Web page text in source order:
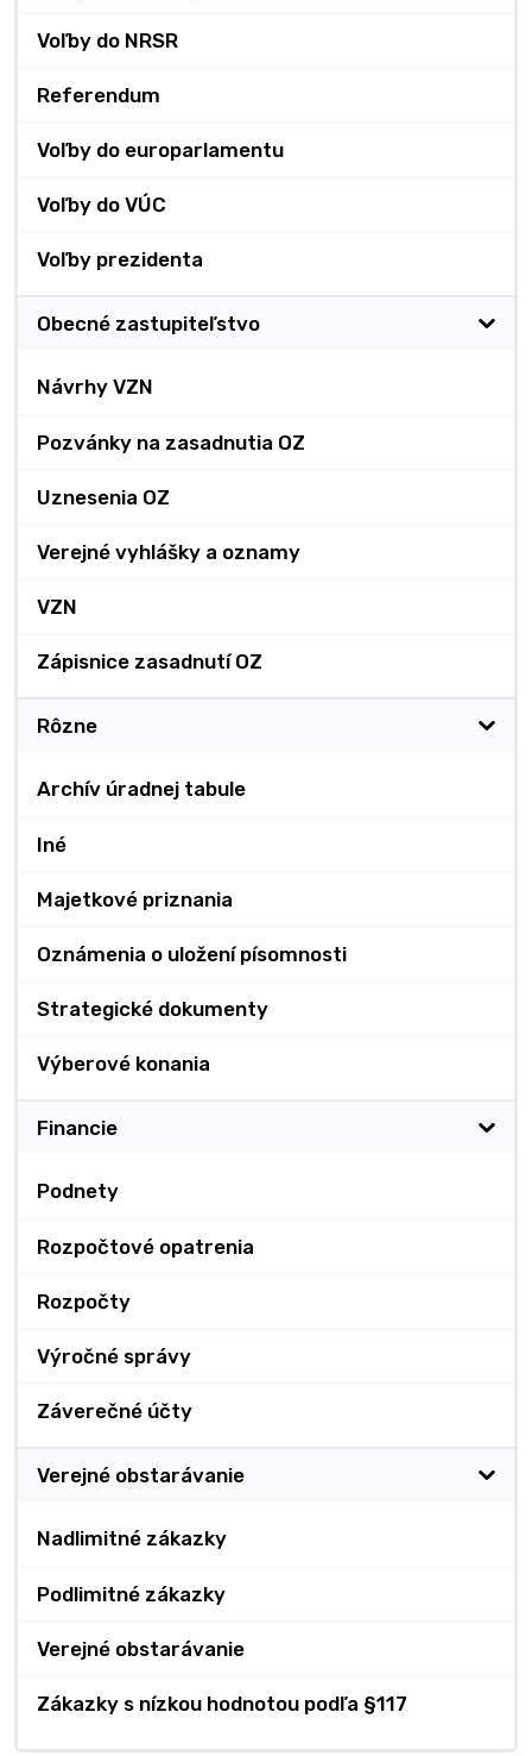
Voľby do NRSR
Referendum
Voľby do europarlamentu
Voľby do VÚC
Voľby prezidenta
Obecné zastupiteľstvo
Návrhy VZN
Pozvánky na zasadnutia OZ
Uznesenia OZ
Verejné vyhlášky a oznamy
VZN
Zápisnice zasadnutí OZ
Rôzne
Archív úradnej tabule
Iné
Majetkové priznania
Oznámenia o uložení písomnosti
Strategické dokumenty
Výberové konania
Financie
Podnety
Rozpočtové opatrenia
Rozpočty
Výročné správy
Záverečné účty
Verejné obstarávanie
Nadlimitné zákazky
Podlimitné zákazky
Verejné obstarávanie
Zákazky s nízkou hodnotou podľa §117